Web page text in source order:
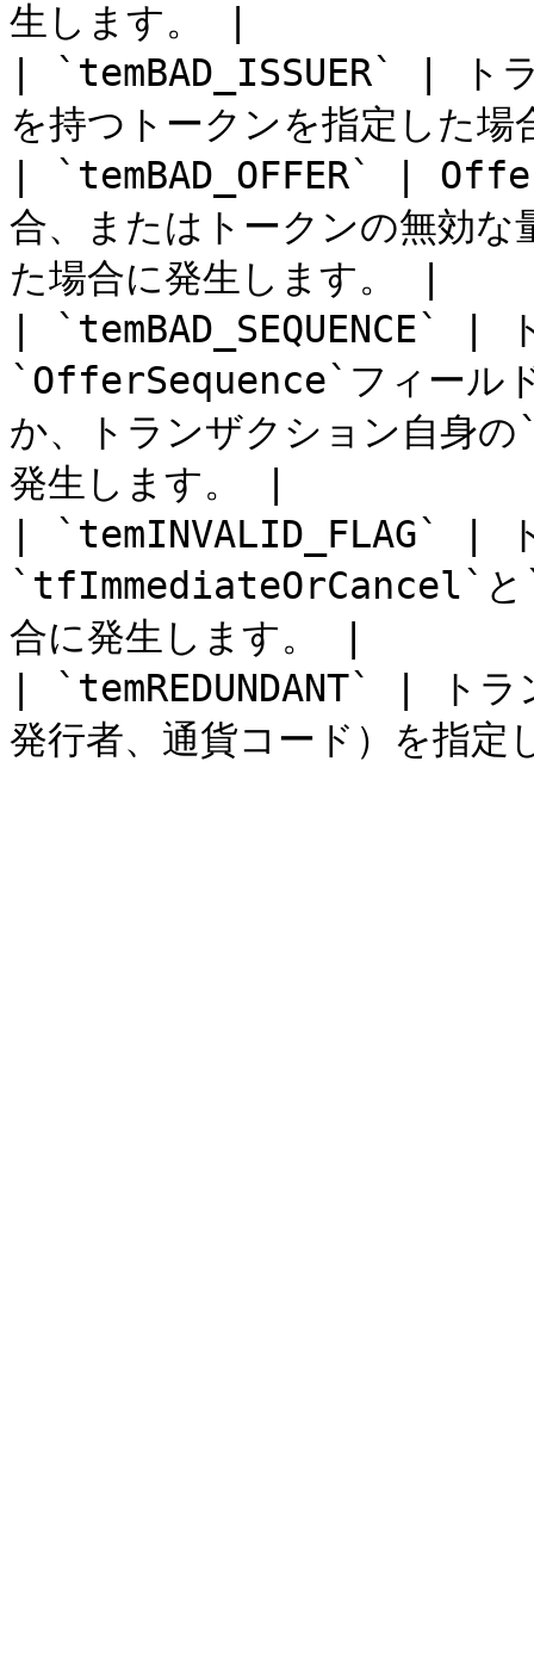
生します。 |
| `temBAD_ISSUER` | ト
を持つトークンを指定した
| `temBAD_OFFER` | Offer
合、またはトークンの無効
た場合に発生します。 |
| `temBAD_SEQUENCE` |
`OfferSequence`フィール
か、トランザクション自身
発生します。 |
| `temINVALID_FLAG` |
`tfImmediateOrCancel`
合に発生します。 |
| `temREDUNDANT` | トラ
発行者、通貨コード）を指